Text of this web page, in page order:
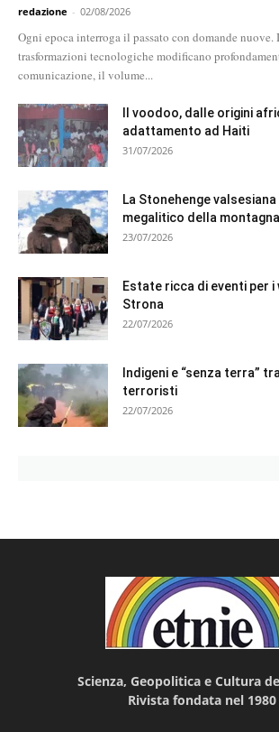
redazione - 02/08/2026
Ogni epoca interroga il passato con domande
trasformazioni tecnologiche modificano
comunicazione, il volume...
Il voodoo, dalle origini
adattamento ad Haiti
31/07/2026
La Stonehenge
megalitico della montagna
23/07/2026
Estate ricca di eventi per
Strona
22/07/2026
Indigeni e “senza terra”
terroristi
22/07/2026
Scienza, Geopolitica e Cultura
Rivista fondata nel 1980